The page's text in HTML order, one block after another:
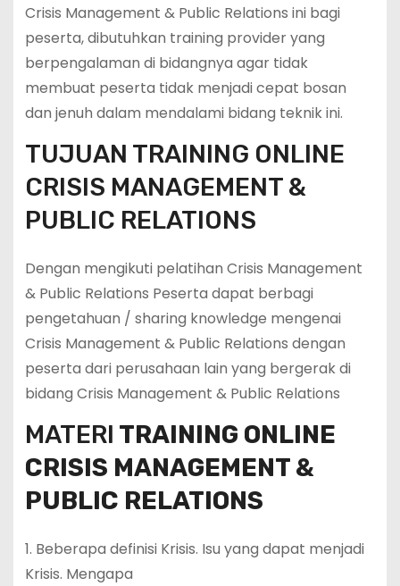
Crisis Management & Public Relations ini bagi
peserta, dibutuhkan training provider yang
berpengalaman di bidangnya agar tidak
membuat peserta tidak menjadi cepat bosan
dan jenuh dalam mendalami bidang teknik ini.
TUJUAN TRAINING ONLINE
CRISIS MANAGEMENT &
PUBLIC RELATIONS
Dengan mengikuti pelatihan Crisis Management
& Public Relations Peserta dapat berbagi
pengetahuan / sharing knowledge mengenai
Crisis Management & Public Relations dengan
peserta dari perusahaan lain yang bergerak di
bidang Crisis Management & Public Relations
MATERI TRAINING ONLINE
CRISIS MANAGEMENT &
PUBLIC RELATIONS
1. Beberapa definisi Krisis. Isu yang dapat menjadi
Krisis. Mengapa